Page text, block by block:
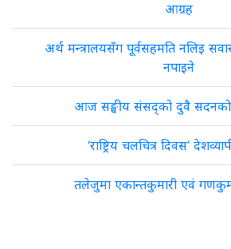
आग्रह
अर्थ मन्त्रालयसँग पूर्वसहमति नलिइ
नपाइने
आज सङ्घीय संसद्को दुवै
‘राष्ट्रिय चलचित्र दिवस’
तलेजुमा एकान्तकुमारी एवं